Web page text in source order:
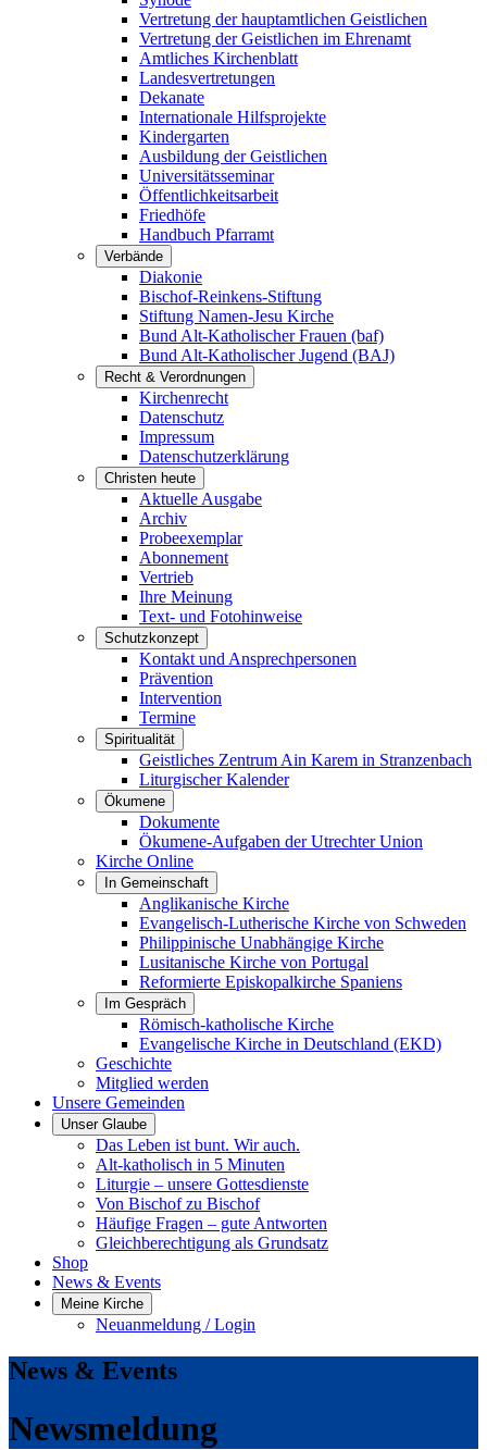
Vertretung der hauptamtlichen Geistlichen
Vertretung der Geistlichen im Ehrenamt
Amtliches Kirchenblatt
Landesvertretungen
Dekanate
Internationale Hilfsprojekte
Kindergarten
Ausbildung der Geistlichen
Universitätsseminar
Öffentlichkeitsarbeit
Friedhöfe
Handbuch Pfarramt
Verbände
Diakonie
Bischof-Reinkens-Stiftung
Stiftung Namen-Jesu Kirche
Bund Alt-Katholischer Frauen (baf)
Bund Alt-Katholischer Jugend (BAJ)
Recht & Verordnungen
Kirchenrecht
Datenschutz
Impressum
Datenschutzerklärung
Christen heute
Aktuelle Ausgabe
Archiv
Probeexemplar
Abonnement
Vertrieb
Ihre Meinung
Text- und Fotohinweise
Schutzkonzept
Kontakt und Ansprechpersonen
Prävention
Intervention
Termine
Spiritualität
Geistliches Zentrum Ain Karem in Stranzenbach
Liturgischer Kalender
Ökumene
Dokumente
Ökumene-Aufgaben der Utrechter Union
Kirche Online
In Gemeinschaft
Anglikanische Kirche
Evangelisch-Lutherische Kirche von Schweden
Philippinische Unabhängige Kirche
Lusitanische Kirche von Portugal
Reformierte Episkopalkirche Spaniens
Im Gespräch
Römisch-katholische Kirche
Evangelische Kirche in Deutschland (EKD)
Geschichte
Mitglied werden
Unsere Gemeinden
Unser Glaube
Das Leben ist bunt. Wir auch.
Alt-katholisch in 5 Minuten
Liturgie – unsere Gottesdienste
Von Bischof zu Bischof
Häufige Fragen – gute Antworten
Gleichberechtigung als Grundsatz
Shop
News & Events
Meine Kirche
Neuanmeldung / Login
News & Events
Newsmeldung